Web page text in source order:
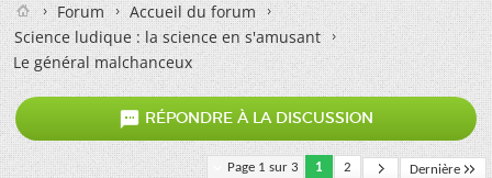
Forum
Accueil du forum
Science ludique : la science en s'amusant
Le général malchanceux
 RÉPONDRE À LA DISCUSSION
Page 1 sur 3 1 2 Dernière